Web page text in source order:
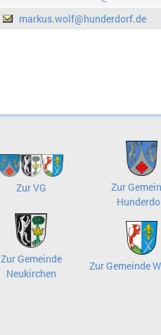
markus.wolf@hunderdorf.de
Zur VG
Zur
Zur Gemeinde
Neukirchen
Zur Gemeinde